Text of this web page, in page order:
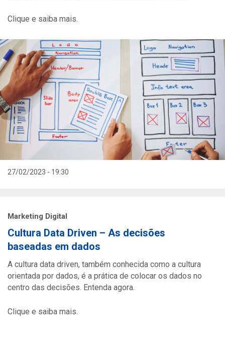
27/02/2023 - 19:30
Clique e saiba mais.
Marketing Digital
Cultura Data Driven – As decisões
baseadas em dados
A cultura data driven, também conhecida como a cultura
orientada por dados, é a prática de colocar os dados no
centro das decisões. Entenda agora.
Clique e saiba mais.